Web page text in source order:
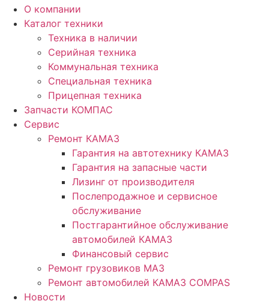
О компании
Каталог техники
Техника в наличии
Серийная техника
Коммунальная техника
Специальная техника
Прицепная техника
Запчасти КОМПАС
Сервис
Ремонт КАМАЗ
Гарантия на автотехнику КАМАЗ
Гарантия на запасные части
Лизинг от производителя
Послепродажное и сервисное
обслуживание
Постгарантийное обслуживание
автомобилей КАМАЗ
Финансовый сервис
Ремонт грузовиков МАЗ
Ремонт автомобилей КАМАЗ COMPAS
Новости